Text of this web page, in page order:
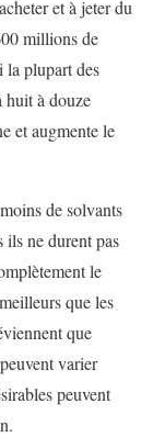
et à jeter du
millions de
la plupart des
huit à douze
et augmente le
de solvants
ils ne durent pas
le
que les
que
varier
peuvent